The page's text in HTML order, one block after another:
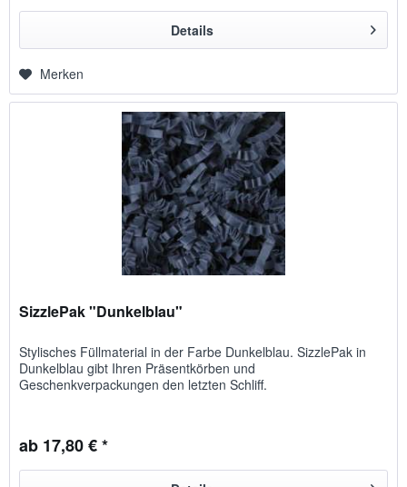
Details
Merken
SizzlePak "Dunkelblau"
Stylisches Füllmaterial in der Farbe Dunkelblau. SizzlePak in
Dunkelblau gibt Ihren Präsentkörben und
Geschenkverpackungen den letzten Schliff.
ab 17,80 € *